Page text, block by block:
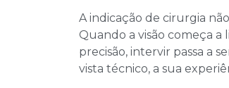
A indicação de cirurgia
Quando a visão começa
precisão, intervir passa a
vista técnico, a sua